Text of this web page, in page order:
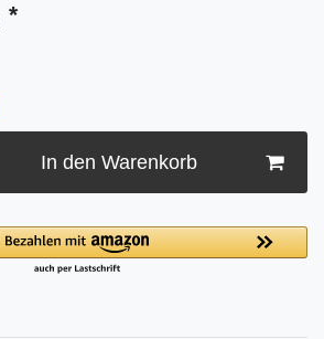
*
In den Warenkorb